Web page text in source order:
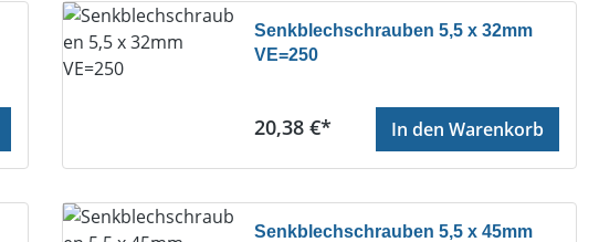
Senkblechschrauben 5,5 x 32mm
VE=250
Regulärer Preis:
20,38 €* In den Warenkorb
Senkblechschrauben 5,5 x 45mm